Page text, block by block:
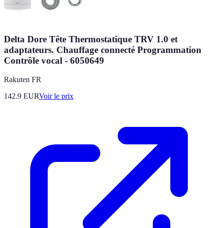
Delta Dore Tête Thermostatique TRV 1.0 et
adaptateurs. Chauffage connecté Programmation
Contrôle vocal - 6050649
Rakuten FR
142.9 EURVoir le prix